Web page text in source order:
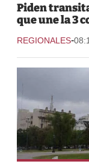
Piden
que une la 3
REGIONALES-